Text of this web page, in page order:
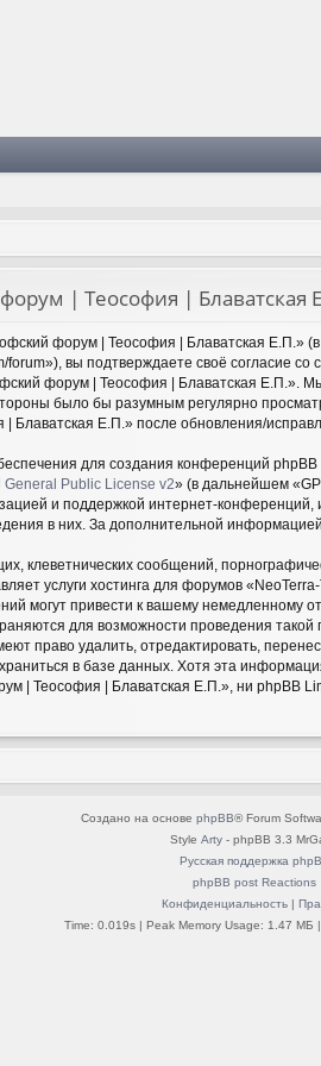
| Теософия |
форум | Теософия | Блаватская
вы подтверждаете своё согласие
форум | Теософия | Блаватская Е.П.».
было бы разумным регулярно
Е.П.» после обновления/
для создания конференций
General Public License v2» (в дальнейшем
и поддержкой интернет-
в них. За дополнительной
клеветнических сообщений,
услуги хостинга для форумов
могут привести к вашему немедленному
для возможности проведения
право удалить, отредактировать,
в базе данных. Хотя эта
| Теософия | Блаватская Е.П.», ни phpBB
Создано на основе phpBB® Forum
Style Arty - phpBB 3.3
Русская поддержка
phpBB post Reactions
Конфиденциальность|
Time: 0.019s | Peak Memory Usage: 1.47 МБ